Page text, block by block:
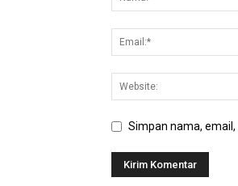
Simpan nama,